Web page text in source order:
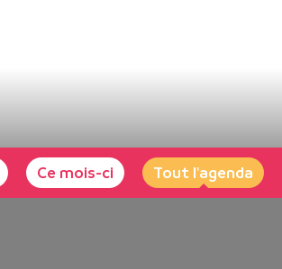
Ce mois-ci Tout l'agenda